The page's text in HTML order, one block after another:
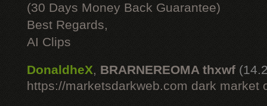
(30 Days Money Back Guarantee)
Best Regards,
AI Clips
DonaldheX, BRARNEREOMA thxwf
https://marketsdarkweb.com dark market